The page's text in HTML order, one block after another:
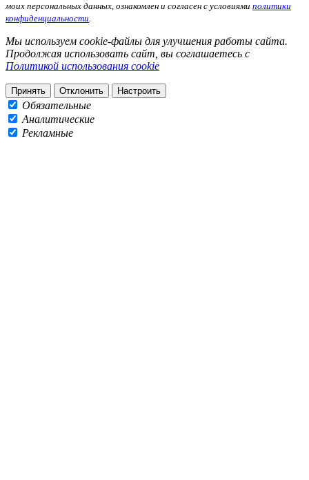
моих персональных данных, ознакомлен и согласен с условиями политики
конфиденциальности.
Мы используем cookie-файлы для улучшения работы сайта.
Продолжая использовать сайт, вы соглашаетесь с
Политикой использования cookie
Принять Отклонить Настроить
Обязательные
Аналитические
Рекламные